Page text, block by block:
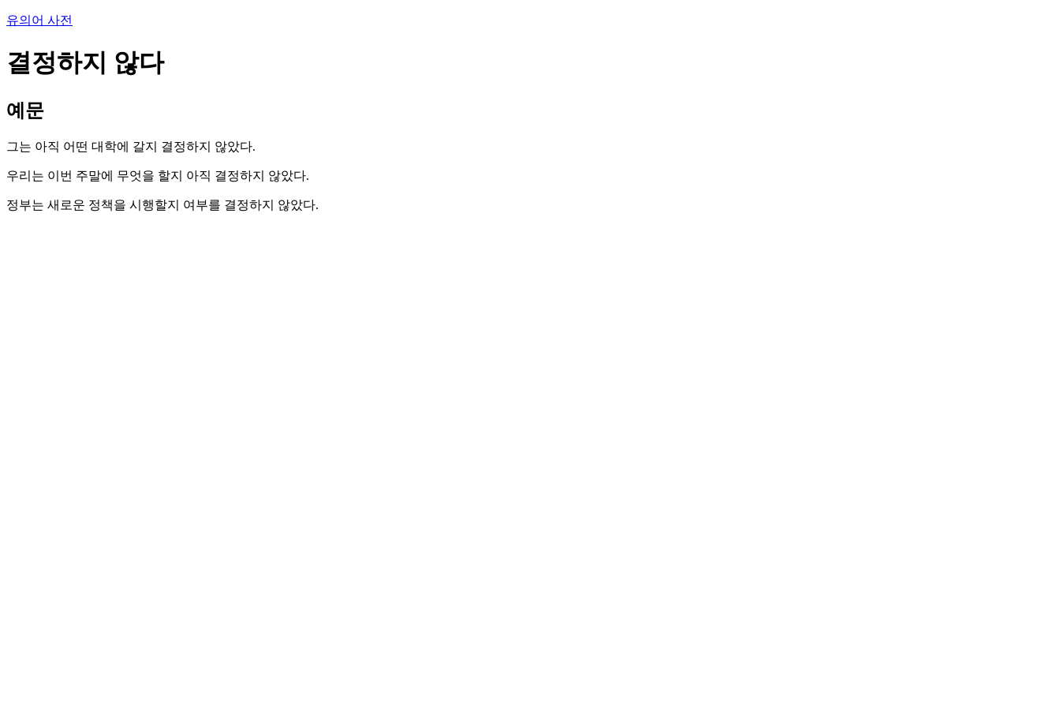
유의어 사전
결정하지 않다
예문
그는 아직 어떤 대학에 갈지 결정하지 않았다.
우리는 이번 주말에 무엇을 할지 아직 결정하지 않았다.
정부는 새로운 정책을 시행할지 여부를 결정하지 않았다.